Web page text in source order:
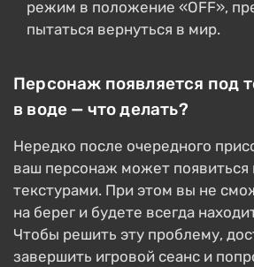
режим в положение «OFF»,
пытаться вернуться в мир.
Персонаж появляется под
в воде — что делать?
Нередко после очередного
ваш персонаж может появиться
текстурами. При этом вы не
на берег и будете всегда
Чтобы решить эту проблему,
завершить игровой сеанс и